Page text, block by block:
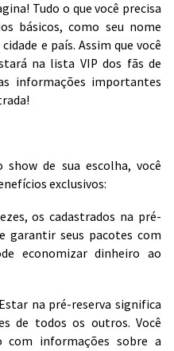
Tudo o que você precisa
básicos, como seu nome
e país. Assim que você
na lista VIP dos fãs de
informações importantes
de sua escolha, você
exclusivos:
os cadastrados na pré-
garantir seus pacotes com
economizar dinheiro ao
Estar na pré-reserva significa
de todos os outros. Você
com informações sobre a